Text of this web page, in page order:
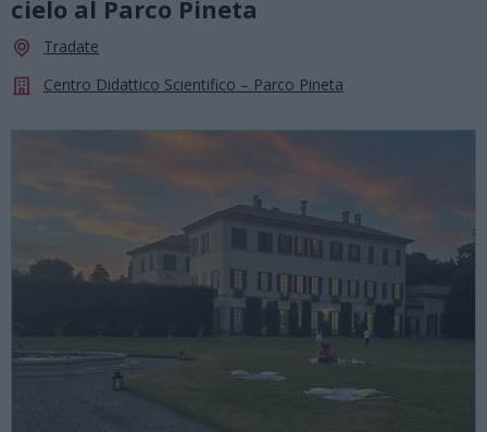
cielo al Parco Pineta
Tradate
Centro Didattico Scientifico – Parco Pineta